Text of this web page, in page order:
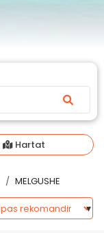
Hartat
MELGUSHE